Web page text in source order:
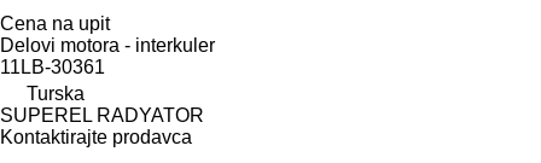
Cena na upit
Delovi motora - interkuler
11LB-30361
Turska
SUPEREL RADYATOR
Kontaktirajte prodavca